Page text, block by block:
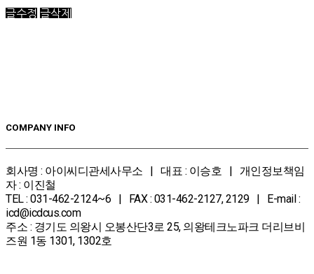
글수정 글삭제
COMPANY INFO
회사명 : 아이씨디관세사무소 | 대표 : 이승호 | 개인정보책임
자 : 이진철
TEL : 031-462-2124~6 | FAX : 031-462-2127, 2129 | E-mail :
icd@icdcus.com
주소 : 경기도 의왕시 오봉산단3로 25, 의왕테크노파크 더리브비
즈원 1동 1301, 1302호